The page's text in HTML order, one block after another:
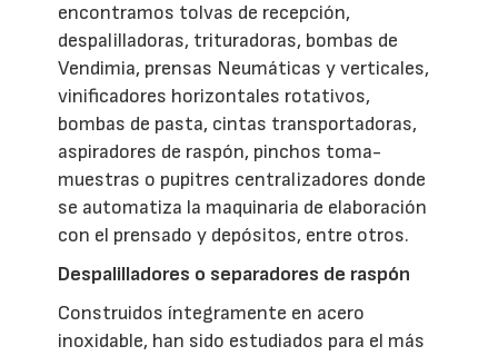
encontramos tolvas de recepción,
despalilladoras, trituradoras, bombas de
Vendimia, prensas Neumáticas y verticales,
vinificadores horizontales rotativos,
bombas de pasta, cintas transportadoras,
aspiradores de raspón, pinchos toma-
muestras o pupitres centralizadores donde
se automatiza la maquinaria de elaboración
con el prensado y depósitos, entre otros.
Despalilladores o separadores de raspón
Construidos íntegramente en acero
inoxidable, han sido estudiados para el más